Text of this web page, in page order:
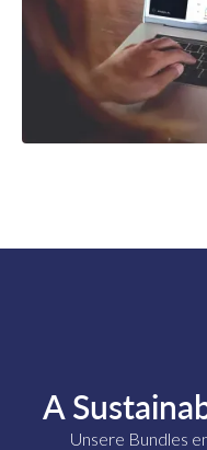
A
Unsere Bundles